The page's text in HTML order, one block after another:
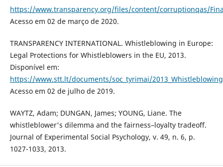
https://www.transparency.org/files/content/corruptionqas/
Acesso em 02 de março de 2020.
TRANSPARENCY INTERNATIONAL. Whistleblowing in Europe:
Legal Protections for Whistleblowers in the EU, 2013.
Disponível em:
https://www.stt.lt/documents/soc_tyrimai/
Acesso em 02 de julho de 2019.
WAYTZ, Adam; DUNGAN, James; YOUNG, Liane. The
whistleblower's dilemma and the fairness–loyalty tradeoff.
Journal of Experimental Social Psychology, v. 49, n. 6, p.
1027-1033, 2013.